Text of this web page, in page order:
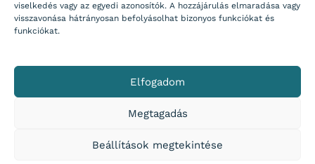
viselkedés vagy az egyedi azonosítók. A hozzájárulás elmaradása vagy
visszavonása hátrányosan befolyásolhat bizonyos funkciókat és
funkciókat.
Elfogadom
Megtagadás
Beállítások megtekintése
Adatvédelem
Adataim kezeléséhez hozzájárulok.Adatvédelmi
tájékoztató
Küldés